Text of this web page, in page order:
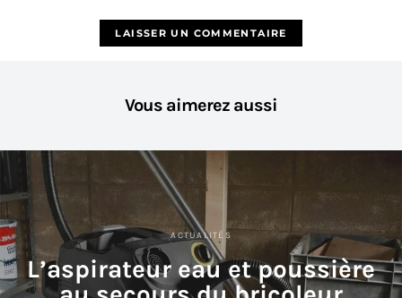
Vous aimerez aussi
ACTUALITÉS
L’aspirateur eau et poussière